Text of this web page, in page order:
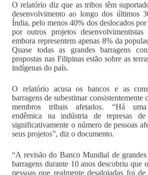
O relatório diz que as tribos têm
desenvolvimento ao longo dos últimos
Índia, pelo menos 40% dos deslocados por
por outros projetos desenvolvimentistas
embora representem apenas 8% da
Quase todas as grandes barragens
propostas nas Filipinas estão sobre as
indígenas do país.
O relatório acusa os bancos e as
barragens de subestimar consistentemente
membros tribais afetados. “Há uma
endêmica na indústria de represas de
significativamente o número de pessoas
seus projetos”, diz o documento.
“A revisão do Banco Mundial de
barragens durante 10 anos descobriu que
pessoas que realmente desalojadas foi